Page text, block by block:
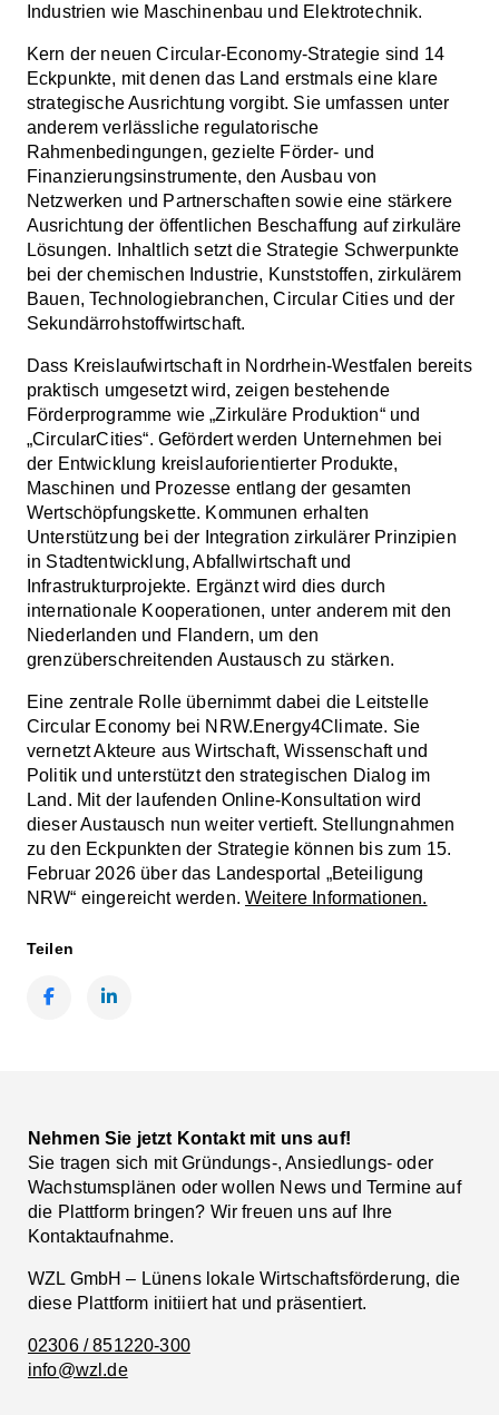
Industrien wie Maschinenbau und Elektrotechnik.
Kern der neuen Circular-Economy-Strategie sind 14
Eckpunkte, mit denen das Land erstmals eine klare
strategische Ausrichtung vorgibt. Sie umfassen unter
anderem verlässliche regulatorische
Rahmenbedingungen, gezielte Förder- und
Finanzierungsinstrumente, den Ausbau von
Netzwerken und Partnerschaften sowie eine stärkere
Ausrichtung der öffentlichen Beschaffung auf zirkuläre
Lösungen. Inhaltlich setzt die Strategie Schwerpunkte
bei der chemischen Industrie, Kunststoffen, zirkulärem
Bauen, Technologiebranchen, Circular Cities und der
Sekundärrohstoffwirtschaft.
Dass Kreislaufwirtschaft in Nordrhein-Westfalen bereits
praktisch umgesetzt wird, zeigen bestehende
Förderprogramme wie „Zirkuläre Produktion“ und
„CircularCities“. Gefördert werden Unternehmen bei
der Entwicklung kreislauforientierter Produkte,
Maschinen und Prozesse entlang der gesamten
Wertschöpfungskette. Kommunen erhalten
Unterstützung bei der Integration zirkulärer Prinzipien
in Stadtentwicklung, Abfallwirtschaft und
Infrastrukturprojekte. Ergänzt wird dies durch
internationale Kooperationen, unter anderem mit den
Niederlanden und Flandern, um den
grenzüberschreitenden Austausch zu stärken.
Eine zentrale Rolle übernimmt dabei die Leitstelle
Circular Economy bei NRW.Energy4Climate. Sie
vernetzt Akteure aus Wirtschaft, Wissenschaft und
Politik und unterstützt den strategischen Dialog im
Land. Mit der laufenden Online-Konsultation wird
dieser Austausch nun weiter vertieft. Stellungnahmen
zu den Eckpunkten der Strategie können bis zum 15.
Februar 2026 über das Landesportal „Beteiligung
NRW“ eingereicht werden.Weitere Informationen.
Teilen
Nehmen Sie jetzt Kontakt mit uns auf!
Sie tragen sich mit Gründungs-, Ansiedlungs- oder
Wachstumsplänen oder wollen News und Termine auf
die Plattform bringen? Wir freuen uns auf Ihre
Kontaktaufnahme.
WZL GmbH – Lünens lokale Wirtschaftsförderung, die
diese Plattform initiiert hat und präsentiert.
02306 / 851220-300
info@wzl.de